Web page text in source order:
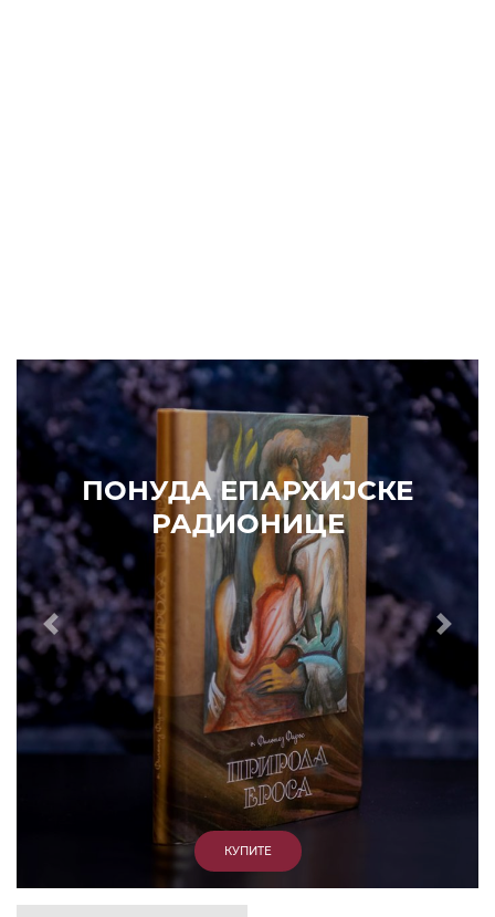
ПОНУДА ЕПАРХИЈСКЕ
РАДИОНИЦЕ
КУПИТЕ
Prethodni